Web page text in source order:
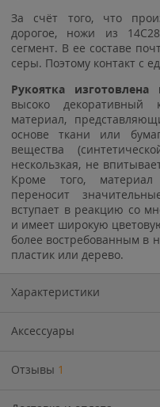
За счёт того, что
дорогое, ножи из
сегмент. В ее составе
серы. Поэтому контакт с
Рукоятка
высоко декоративный
материал,
основе ткани или
вещества
нескользкая, не
Кроме того,
переносит
вступает в реакцию со
и имеет широкую
более востребованным в
пластик или дерево.
Характеристики
Аксессуары
Отзывы 1